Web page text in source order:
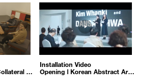
embed/puRu19pDL74?autoplay=1
Event of the 56th Venice Biennale
Chung Chang-Sup, Chung Sang-Hwa, Ha
Why Dansaekhwa - Collateral Event of the 56th Venice Biennale
48
https://www.youtube.com/
/upload/media/
Opening l Korean Abstract Art:
Park Seo-Bo, Lee Ufan, Chung
Installation Video
2018-11-08
Installation Video
Opening l Korean Abstract Art: Kim Whanki and Dansaekhwa, Powerlong Museum